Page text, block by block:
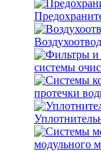
системы
протечки
модульного